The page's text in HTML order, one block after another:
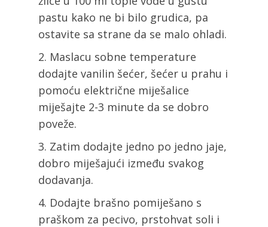
pastu kako ne bi bilo grudica, pa
ostavite sa strane da se malo ohladi.
Maslacu sobne temperature
dodajte vanilin šećer, šećer u prahu i
pomoću električne miješalice
miješajte 2-3 minute da se dobro
poveže.
Zatim dodajte jedno po jedno jaje,
dobro miješajući između svakog
dodavanja.
Dodajte brašno pomiješano s
praškom za pecivo, prstohvat soli i